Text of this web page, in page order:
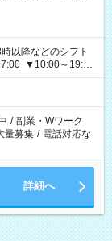
以降などのシフト
▼10:00～19:00
/ 副業・Wワーク
量募集 / 電話対応な
詳細へ